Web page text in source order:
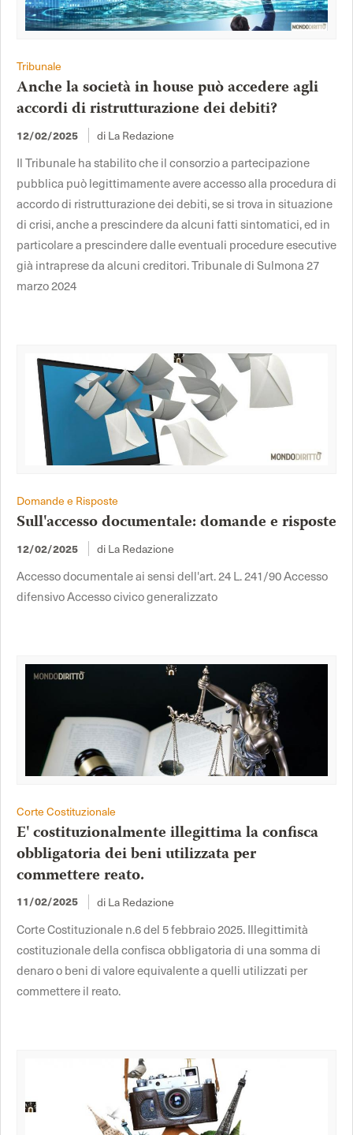
Tribunale
Anche la società in house può accedere agli
accordi di ristrutturazione dei debiti?
12/02/2025 di La Redazione
Il Tribunale ha stabilito che il consorzio a partecipazione
pubblica può legittimamente avere accesso alla procedura di
accordo di ristrutturazione dei debiti, se si trova in situazione
di crisi, anche a prescindere da alcuni fatti sintomatici, ed in
particolare a prescindere dalle eventuali procedure esecutive
già intraprese da alcuni creditori. Tribunale di Sulmona 27
marzo 2024
Domande e Risposte
Sull'accesso documentale: domande e risposte
12/02/2025 di La Redazione
Accesso documentale ai sensi dell'art. 24 L. 241/90 Accesso
difensivo Accesso civico generalizzato
Corte Costituzionale
E' costituzionalmente illegittima la confisca
obbligatoria dei beni utilizzata per
commettere reato.
11/02/2025 di La Redazione
Corte Costituzionale n.6 del 5 febbraio 2025. Illegittimità
costituzionale della confisca obbligatoria di una somma di
denaro o beni di valore equivalente a quelli utilizzati per
commettere il reato.